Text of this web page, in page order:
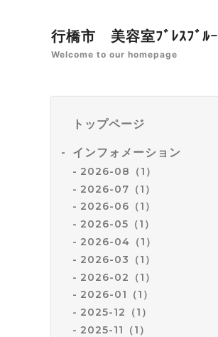
行橋市 美容室ﾌﾞﾚｽﾌﾞﾙｰ
Welcome to our homepage
トップページ
インフォメーション
2026-08（1）
2026-07（1）
2026-06（1）
2026-05（1）
2026-04（1）
2026-03（1）
2026-02（1）
2026-01（1）
2025-12（1）
2025-11（1）